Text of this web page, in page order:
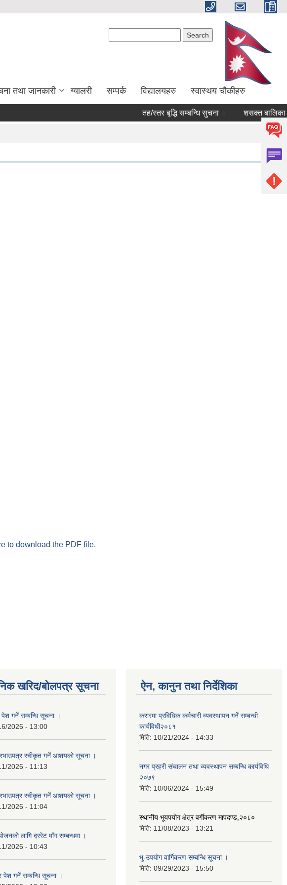
तथा जानकारी ग्यालरी सम्पर्क विद्यालयहरु स्वास्थय चौकीहरु
तह/स्तर बृद्धि सम्बन्धि सुचना । शसक्त बालिका
to download the PDF file.
खरिद/बोलपत्र सूचना
गर्ने सम्बन्धि सूचना ।
2026 - 13:00
स्वीकृत गर्ने आशयको सूचना ।
2026 - 11:13
स्वीकृत गर्ने आशयको सूचना ।
2026 - 11:04
लागि दररेट माँग सम्बन्धमा ।
2026 - 10:43
पेश गर्ने सम्बन्धि सूचना ।
ऐन, कानुन तथा निर्देशिका
करारमा प्रविधिक कर्मचारी व्यवस्थापन गर्ने सम्बन्धी
कार्यविधी२०८१
मिति: 10/21/2024 - 14:33
नगर प्रहरी संचालन तथा व्यवस्थापन सम्बन्धि कार्यविधि
२०७९
मिति: 10/06/2024 - 15:49
स्थानीय भूयपयोग क्षेत्र वर्गीकरण मापदण्ड,२०८०
मिति: 11/08/2023 - 13:21
भु-उपयोग वार्गिकरण सम्बन्धि सूचना ।
मिति: 09/29/2023 - 15:50